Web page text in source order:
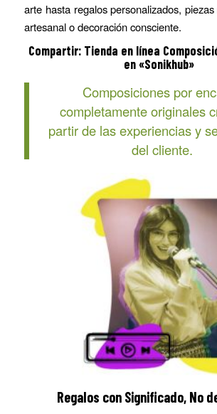
arte hasta regalos personalizados,
artesanal o decoración consciente.
Compartir: Tienda en línea
en «Sonikhub»
Composiciones por
completamente originales
partir de las experiencias y
del cliente.
Regalos con Significado, No